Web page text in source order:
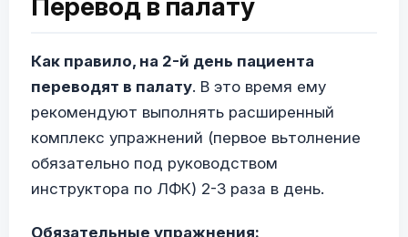
Перевод в палату
Как правило, на 2-й день пациента
переводят в палату. В это время ему
рекомендуют выполнять расширенный
комплекс упражнений (первое вьтолнение
обязательно под руководством
инструктора по ЛФК) 2-3 раза в день.
Обязательные упражнения: